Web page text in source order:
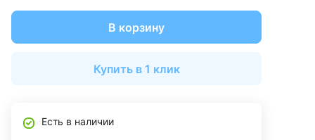
В корзину
Купить в 1 клик
Есть в наличии